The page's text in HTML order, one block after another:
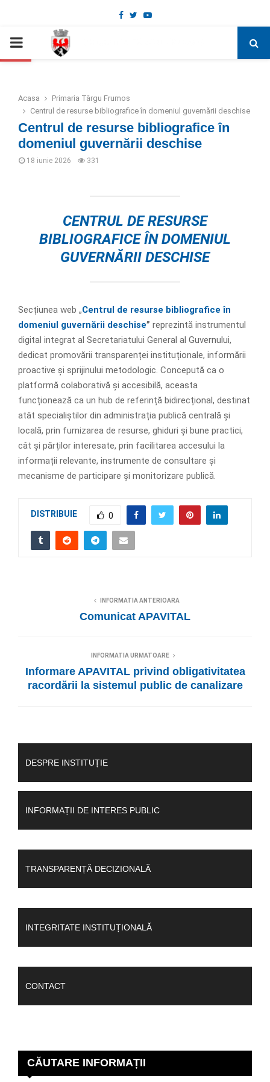
Deschide bara de unelte
Facebook
TwitterYoutube
PRIMARY
Acasa
Primaria Târgu Frumos
Centrul de resurse bibliografice în domeniul guvernării deschise
Centrul de resurse bibliografice în
domeniul guvernării deschise
18 iunie 2026 331
CENTRUL DE RESURSE
BIBLIOGRAFICE ÎN DOMENIUL
GUVERNĂRII DESCHISE
Secțiunea web „Centrul de resurse bibliografice în
domeniul guvernării deschise” reprezintă instrumentul
digital integrat al Secretariatului General al Guvernului,
dedicat promovării transparenței instituționale, informării
proactive și sprijinului metodologic. Concepută ca o
platformă colaborativă și accesibilă, aceasta
funcționează ca un hub de referință bidirecțional, destinat
atât specialiștilor din administrația publică centrală și
locală, prin furnizarea de resurse, ghiduri și bune practici,
cât și părților interesate, prin facilitarea accesului la
informații relevante, instrumente de consultare și
mecanisme de participare și monitorizare publică.
DISTRIBUIE 0
INFORMATIA ANTERIOARA
Comunicat APAVITAL
INFORMATIA URMATOARE
Informare APAVITAL privind obligativitatea
racordării la sistemul public de canalizare
DESPRE INSTITUȚIE
INFORMAȚII DE INTERES PUBLIC
TRANSPARENȚĂ DECIZIONALĂ
INTEGRITATE INSTITUȚIONALĂ
CONTACT
CĂUTARE INFORMAȚII